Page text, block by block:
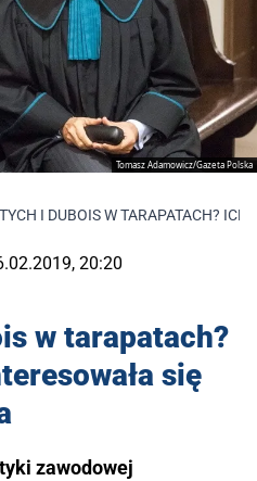
Tomasz Adamowicz/Gazeta Polska
I DUBOIS W TARAPATACH?
20:20
w tarapatach?
się
zawodowej